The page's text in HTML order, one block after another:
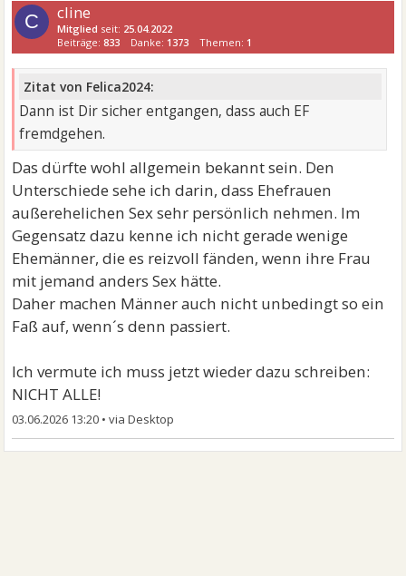
C cline
Mitglied seit: 25.04.2022
Beiträge:833 Danke: 1373 Themen: 1
Zitat von Felica2024:
Dann ist Dir sicher entgangen, dass auch EF
fremdgehen.
Das dürfte wohl allgemein bekannt sein. Den
Unterschiede sehe ich darin, dass Ehefrauen
außerehelichen Sex sehr persönlich nehmen. Im
Gegensatz dazu kenne ich nicht gerade wenige
Ehemänner, die es reizvoll fänden, wenn ihre Frau
mit jemand anders Sex hätte.
Daher machen Männer auch nicht unbedingt so ein
Faß auf, wenn´s denn passiert.
Ich vermute ich muss jetzt wieder dazu schreiben:
NICHT ALLE!
03.06.2026 13:20 •